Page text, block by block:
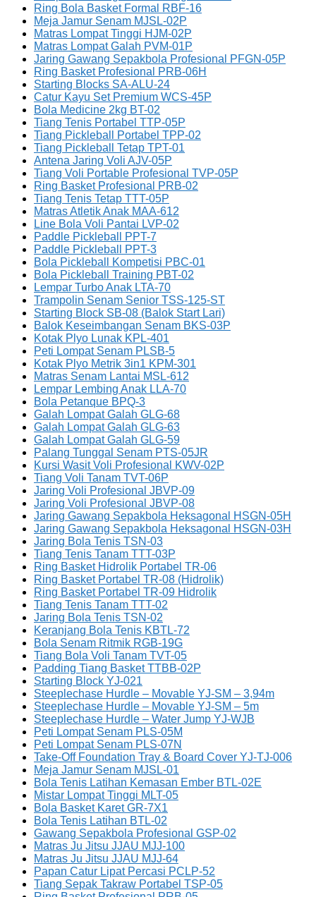
Ring Bola Basket Formal RBF-16
Meja Jamur Senam MJSL-02P
Matras Lompat Tinggi HJM-02P
Matras Lompat Galah PVM-01P
Jaring Gawang Sepakbola Profesional PFGN-05P
Ring Basket Profesional PRB-06H
Starting Blocks SA-ALU-24
Catur Kayu Set Premium WCS-45P
Bola Medicine 2kg BT-02
Tiang Tenis Portabel TTP-05P
Tiang Pickleball Portabel TPP-02
Tiang Pickleball Tetap TPT-01
Antena Jaring Voli AJV-05P
Tiang Voli Portable Profesional TVP-05P
Ring Basket Profesional PRB-02
Tiang Tenis Tetap TTT-05P
Matras Atletik Anak MAA-612
Line Bola Voli Pantai LVP-02
Paddle Pickleball PPT-7
Paddle Pickleball PPT-3
Bola Pickleball Kompetisi PBC-01
Bola Pickleball Training PBT-02
Lempar Turbo Anak LTA-70
Trampolin Senam Senior TSS-125-ST
Starting Block SB-08 (Balok Start Lari)
Balok Keseimbangan Senam BKS-03P
Kotak Plyo Lunak KPL-401
Peti Lompat Senam PLSB-5
Kotak Plyo Metrik 3in1 KPM-301
Matras Senam Lantai MSL-612
Lempar Lembing Anak LLA-70
Bola Petanque BPQ-3
Galah Lompat Galah GLG-68
Galah Lompat Galah GLG-63
Galah Lompat Galah GLG-59
Palang Tunggal Senam PTS-05JR
Kursi Wasit Voli Profesional KWV-02P
Tiang Voli Tanam TVT-06P
Jaring Voli Profesional JBVP-09
Jaring Voli Profesional JBVP-08
Jaring Gawang Sepakbola Heksagonal HSGN-05H
Jaring Gawang Sepakbola Heksagonal HSGN-03H
Jaring Bola Tenis TSN-03
Tiang Tenis Tanam TTT-03P
Ring Basket Hidrolik Portabel TR-06
Ring Basket Portabel TR-08 (Hidrolik)
Ring Basket Portabel TR-09 Hidrolik
Tiang Tenis Tanam TTT-02
Jaring Bola Tenis TSN-02
Keranjang Bola Tenis KBTL-72
Bola Senam Ritmik RGB-19G
Tiang Bola Voli Tanam TVT-05
Padding Tiang Basket TTBB-02P
Starting Block YJ-021
Steeplechase Hurdle – Movable YJ-SM – 3,94m
Steeplechase Hurdle – Movable YJ-SM – 5m
Steeplechase Hurdle – Water Jump YJ-WJB
Peti Lompat Senam PLS-05M
Peti Lompat Senam PLS-07N
Take-Off Foundation Tray & Board Cover YJ-TJ-006
Meja Jamur Senam MJSL-01
Bola Tenis Latihan Kemasan Ember BTL-02E
Mistar Lompat Tinggi MLT-05
Bola Basket Karet GR-7X1
Bola Tenis Latihan BTL-02
Gawang Sepakbola Profesional GSP-02
Matras Ju Jitsu JJAU MJJ-100
Matras Ju Jitsu JJAU MJJ-64
Papan Catur Lipat Percasi PCLP-52
Tiang Sepak Takraw Portabel TSP-05